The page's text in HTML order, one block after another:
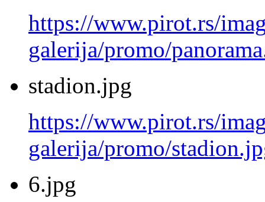
https://www.pirot.rs/
galerija/promo/
stadion.jpg
https://www.pirot.rs/
galerija/promo/
6.jpg